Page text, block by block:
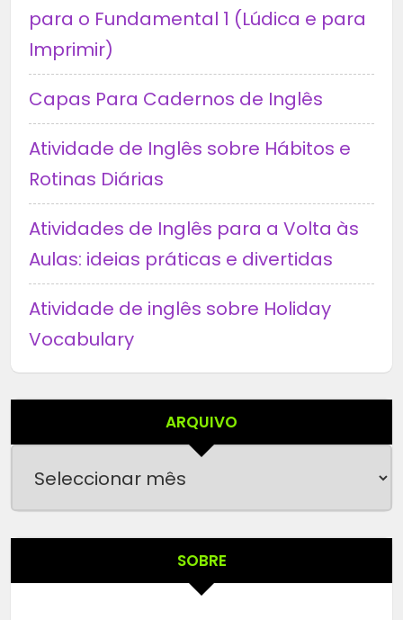
para o Fundamental 1 (Lúdica e para
Imprimir)
Capas Para Cadernos de Inglês
Atividade de Inglês sobre Hábitos e
Rotinas Diárias
Atividades de Inglês para a Volta às
Aulas: ideias práticas e divertidas
Atividade de inglês sobre Holiday
Vocabulary
ARQUIVO
SOBRE